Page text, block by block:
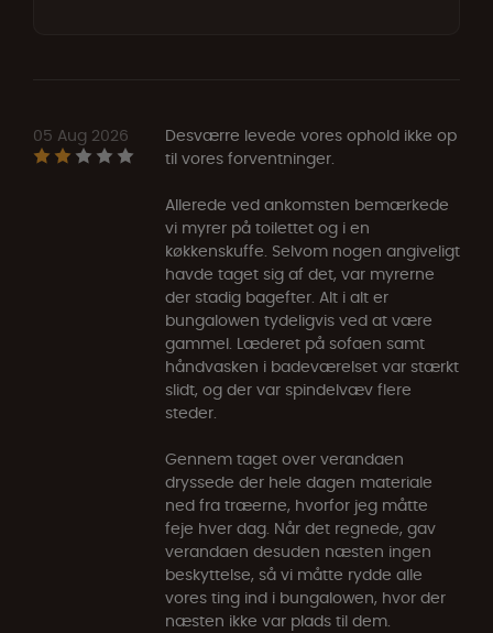
05 Aug 2026
Desværre levede vores ophold ikke op
til vores forventninger.
Allerede ved ankomsten bemærkede
vi myrer på toilettet og i en
køkkenskuffe. Selvom nogen angiveligt
havde taget sig af det, var myrerne
der stadig bagefter. Alt i alt er
bungalowen tydeligvis ved at være
gammel. Læderet på sofaen samt
håndvasken i badeværelset var stærkt
slidt, og der var spindelvæv flere
steder.
Gennem taget over verandaen
dryssede der hele dagen materiale
ned fra træerne, hvorfor jeg måtte
feje hver dag. Når det regnede, gav
verandaen desuden næsten ingen
beskyttelse, så vi måtte rydde alle
vores ting ind i bungalowen, hvor der
næsten ikke var plads til dem.